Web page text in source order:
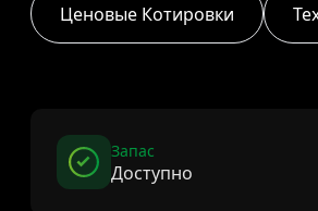
Ценовые Котировки
Запас
Доступно